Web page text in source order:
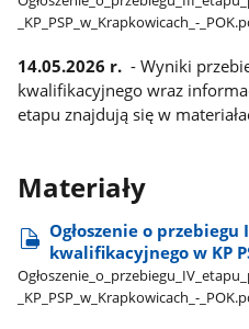
_KP​_PSP​_w​_Krapkowicach​_-​
14.05.2026 r. - Wyniki
kwalifikacyjnego wraz
etapu znajdują się w
Materiały
Ogłoszenie o
kwalifikacyjnego w KP
_KP​_PSP​_w​_Krapkowicach​_-​